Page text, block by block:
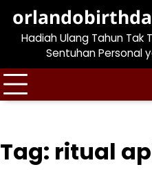
contentHadiah Ulang Tahun Tak
Sentuhan Personal
Tag: ritual